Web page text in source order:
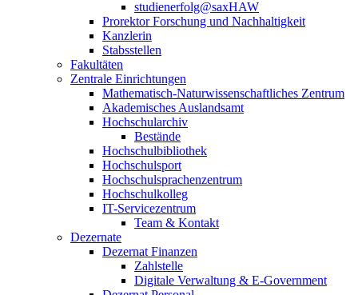
studienerfolg@saxHAW
Prorektor Forschung und Nachhaltigkeit
Kanzlerin
Stabsstellen
Fakultäten
Zentrale Einrichtungen
Mathematisch-Naturwissenschaftliches Zentrum
Akademisches Auslandsamt
Hochschularchiv
Bestände
Hochschulbibliothek
Hochschulsport
Hochschulsprachenzentrum
Hochschulkolleg
IT-Servicezentrum
Team & Kontakt
Dezernate
Dezernat Finanzen
Zahlstelle
Digitale Verwaltung & E-Government